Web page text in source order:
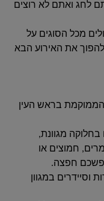
לחג ואתם לא רוצים
מכל הסוגים על
את האירוע הבא
בראש העין
בחלוקה מגוונת,
חמוצים או
חפצה.
במגוון